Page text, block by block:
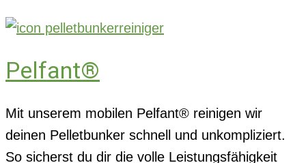
Pelfant®
Mit unserem mobilen Pelfant® reinigen wir
deinen Pelletbunker schnell und unkompliziert.
So sicherst du dir die volle Leistungsfähigkeit